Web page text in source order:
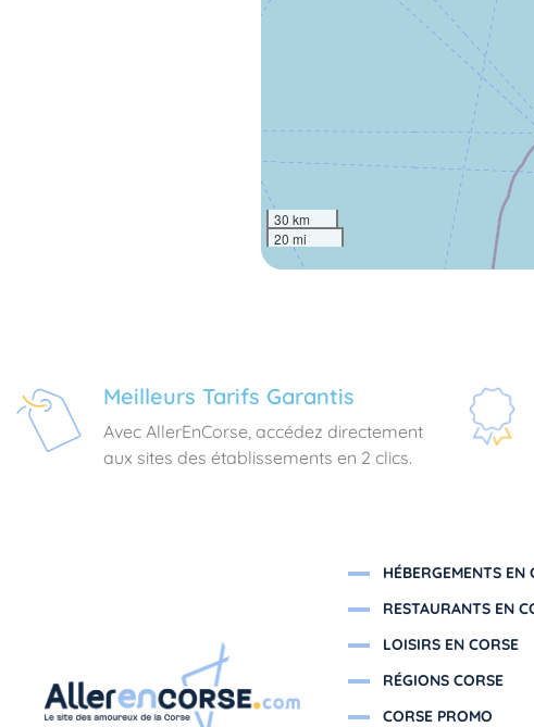
30 km
20 mi
Meilleurs Tarifs Garantis
Avec AllerEnCorse, accédez directement
aux sites des établissements en 2 clics.
HÉBERGEMENTS EN
RESTAURANTS EN
LOISIRS EN CORSE
RÉGIONS CORSE
CORSE PROMO